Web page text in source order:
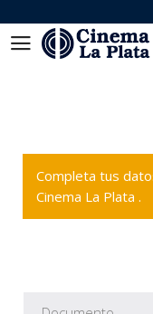
Completa tus
Cinema La Plata .